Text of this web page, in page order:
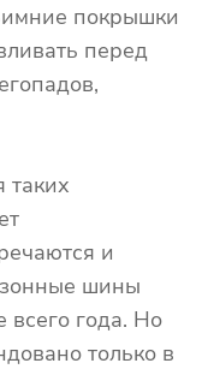
покрышки
перед
таких
и
шины
всего года. Но
только в